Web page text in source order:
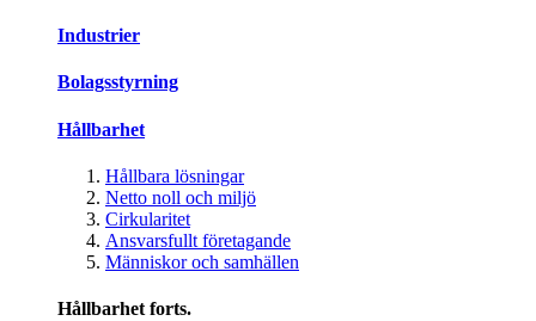
Industrier
Bolagsstyrning
Hållbarhet
Hållbara lösningar
Netto noll och miljö
Cirkularitet
Ansvarsfullt företagande
Människor och samhällen
Hållbarhet forts.